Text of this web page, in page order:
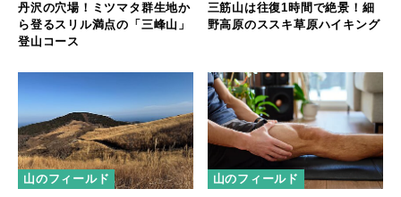
丹沢の穴場！ミツマタ群生地か
ら登るスリル満点の「三峰山」
登山コース
三筋山は往復1時間で絶景！細
野高原のススキ草原ハイキング
山のフィールド 山のフィールド